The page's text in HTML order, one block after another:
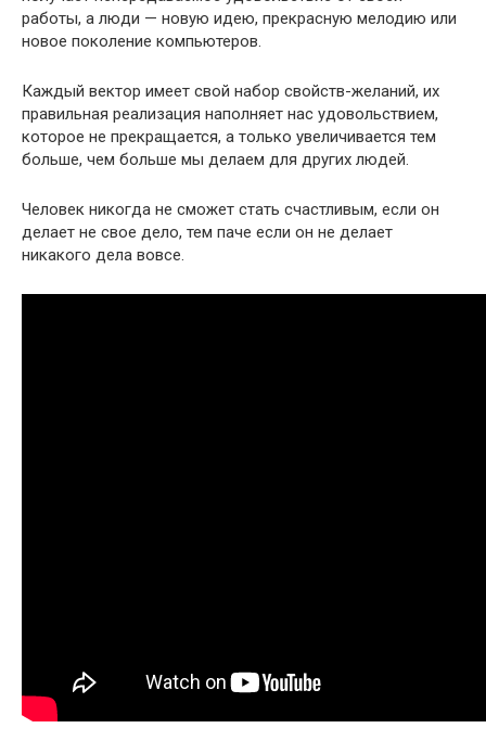
работы, а люди — новую идею, прекрасную мелодию или
новое поколение компьютеров.
Каждый вектор имеет свой набор свойств-желаний, их
правильная реализация наполняет нас удовольствием,
которое не прекращается, а только увеличивается тем
больше, чем больше мы делаем для других людей.
Человек никогда не сможет стать счастливым, если он
делает не свое дело, тем паче если он не делает
никакого дела вовсе.